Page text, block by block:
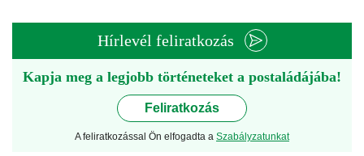
Hírlevél feliratkozás
Kapja meg a legjobb történeteket a postaládájába!
Feliratkozás
A feliratkozással Ön elfogadta a Szabályzatunkat